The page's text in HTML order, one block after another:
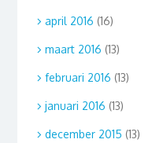
april 2016 (16)
maart 2016 (13)
februari 2016 (13)
januari 2016 (13)
december 2015 (13)